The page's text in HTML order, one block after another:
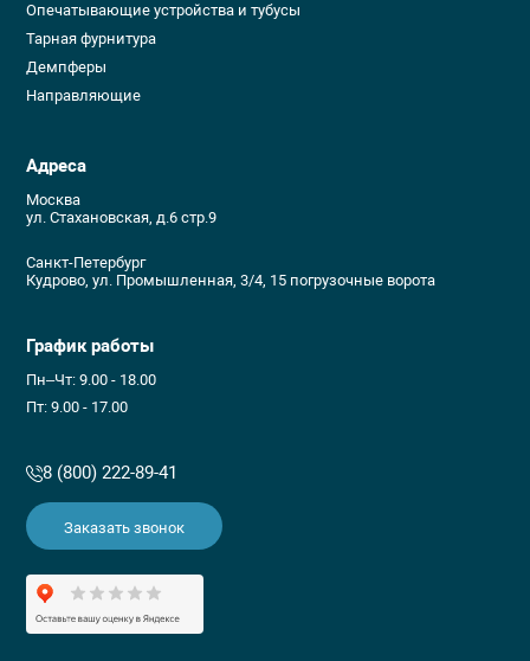
Опечатывающие устройства и тубусы
Тарная фурнитура
Демпферы
Направляющие
Адреса
Москва
ул. Стахановская, д.6 стр.9
Санкт-Петербург
Кудрово, ул. Промышленная, 3/4, 15 погрузочные ворота
График работы
Пн–Чт: 9.00 - 18.00
Пт: 9.00 - 17.00
8 (800) 222-89-41
Заказать звонок